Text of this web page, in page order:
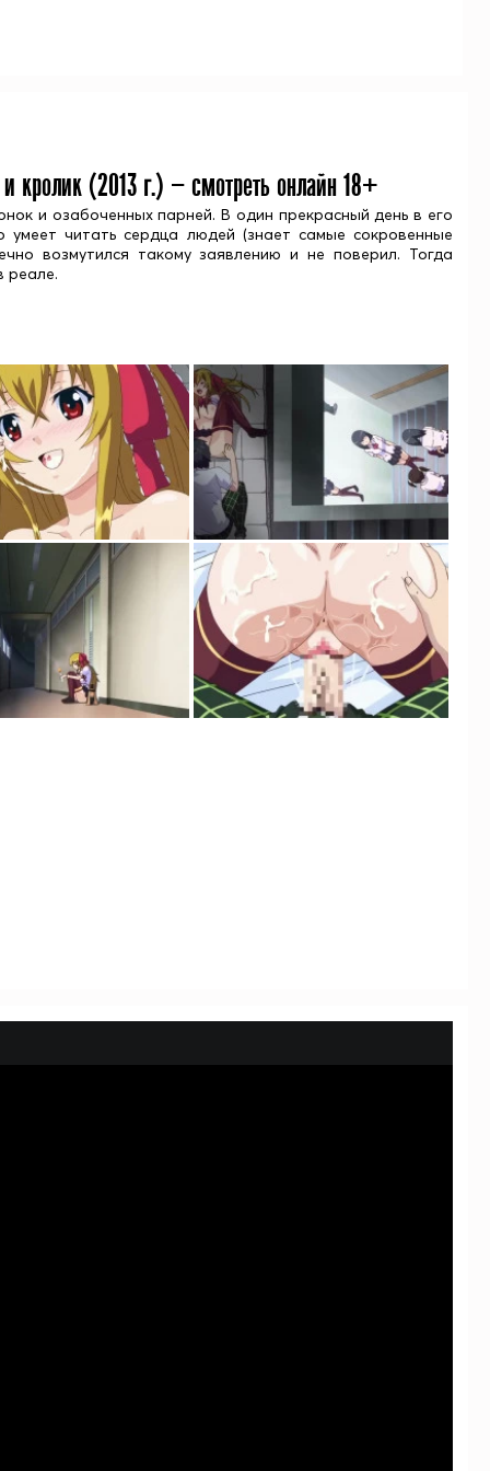
кролик (2013 г.) — смотреть онлайн 18+
и озабоченных парней. В один прекрасный день в его
читать сердца людей (знает самые сокровенные
возмутился такому заявлению и не поверил. Тогда
реале.